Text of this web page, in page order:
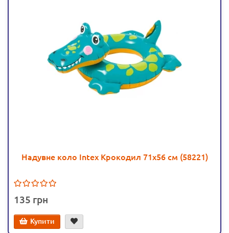
Надувне коло Intex Крокодил 71х56 см (58221)
135
Купити